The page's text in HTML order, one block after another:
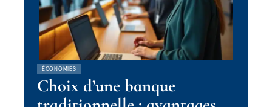
ÉCONOMIES
Choix d’une banque